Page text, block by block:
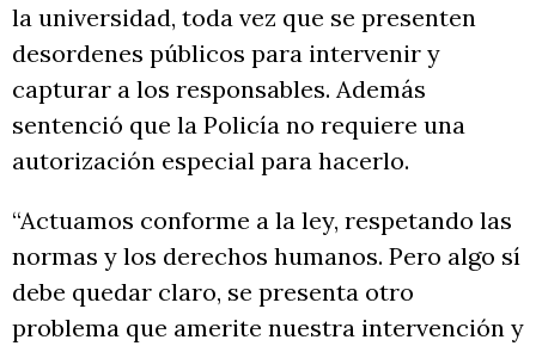
la universidad, toda vez que se presenten
desordenes públicos para intervenir y
capturar a los responsables. Además
sentenció que la Policía no requiere una
autorización especial para hacerlo.
“Actuamos conforme a la ley, respetando las
normas y los derechos humanos. Pero algo sí
debe quedar claro, se presenta otro
problema que amerite nuestra intervención y